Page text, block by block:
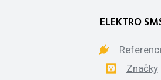
ELEKTRO
Značky